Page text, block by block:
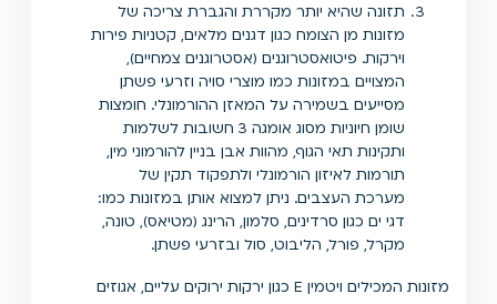
תזונה שהיא יותר מקררת והגברת צריכה של
מזונות מן הצומח כגון דגנים מלאים, קטניות פירות
וירקות. פיטואסטרוגנים (אסטרוגנים צמחיים),
המצויים במזונות כמו מוצרי סויה וזרעי פשתן
מסייעים בשמירה על המאזן ההורמונלי. חומצות
שומן חיוניות מסוג אומגה 3 חשובות לשלמות
ותקינות תאי הגוף, מהוות אבן בניין להורמוני מין,
תורמות לאיזון הורמונלי ולתפקוד תקין של
מערכת העצבים. ניתן למצוא אותן במזונות כמו:
דגי ים כגון סרדינים, סלמון, הרינג (מטיאס), טונה,
מקרל, פורל, הליבוט, סול ובזרעי פשתן.
מזונות המכילים ויטמין E כגון ירקות ירוקים עליים, אגוזים